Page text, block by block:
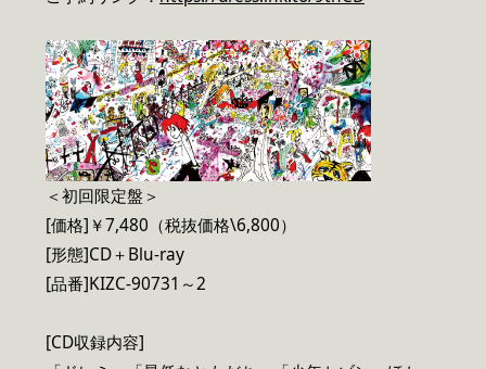
＜初回限定盤＞
[価格]￥7,480（税抜価格\6,800）
[形態]CD＋Blu-ray
[品番]KIZC-90731～2
[CD収録内容]